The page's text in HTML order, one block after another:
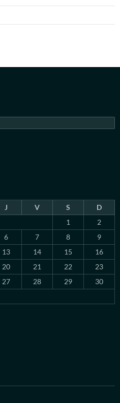
J V S
D
1
2
6 7 8
9
13 14 15
16
20 21 22
23
27 28 29
30